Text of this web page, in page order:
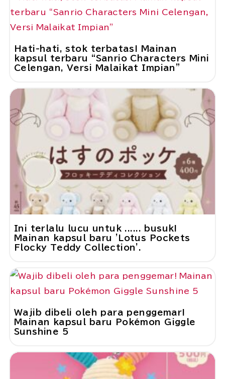
Hati-hati, stok terbatas! Mainan
kapsul terbaru “Sanrio Characters Mini
Celengan, Versi Malaikat Impian”
Ini terlalu lucu untuk ...... busuk!
Mainan kapsul baru 'Lotus Pockets
Flocky Teddy Collection'.
Wajib dibeli oleh para penggemar!
Mainan kapsul baru Pokémon Giggle
Sunshine 5